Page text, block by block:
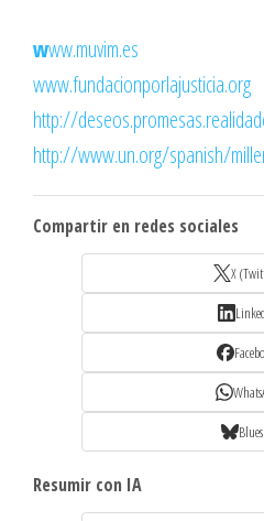
www.muvim.es
www.fundacionporlajusticia.org
http://
http://www.un.org/spanish/
Compartir en redes sociales
X
Resumir con IA